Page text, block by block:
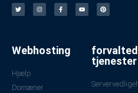
Webhosting
Hjælp
Domæner
tjenester